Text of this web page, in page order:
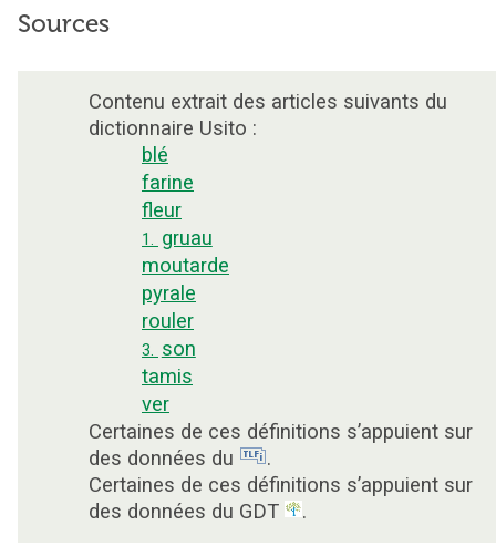
Sources
Contenu extrait des articles suivants du
dictionnaire Usito :
blé
farine
fleur
1. gruau
moutarde
pyrale
rouler
3. son
tamis
ver
Certaines de ces définitions s’appuient sur
des données du
.
Certaines de ces définitions s’appuient sur
des données du GDT
.